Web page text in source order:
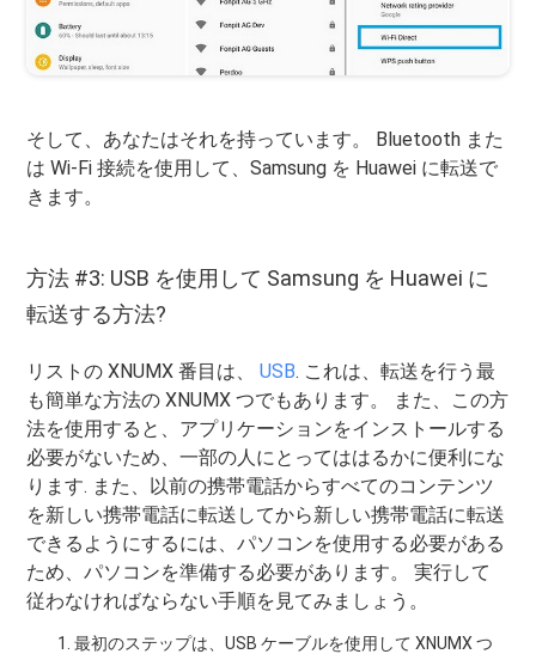
そして、あなたはそれを持っています。 Bluetooth また
は Wi-Fi 接続を使用して、Samsung を Huawei に転送で
きます。
方法 #3: USB を使用して Samsung を Huawei に
転送する方法?
リストの XNUMX 番目は、USB. これは、転送を行う最
も簡単な方法の XNUMX つでもあります。 また、この方
法を使用すると、アプリケーションをインストールする
必要がないため、一部の人にとってははるかに便利にな
ります. また、以前の携帯電話からすべてのコンテンツ
を新しい携帯電話に転送してから新しい携帯電話に転送
できるようにするには、パソコンを使用する必要がある
ため、パソコンを準備する必要があります。 実行して
従わなければならない手順を見てみましょう。
最初のステップは、USB ケーブルを使用して XNUMX つ